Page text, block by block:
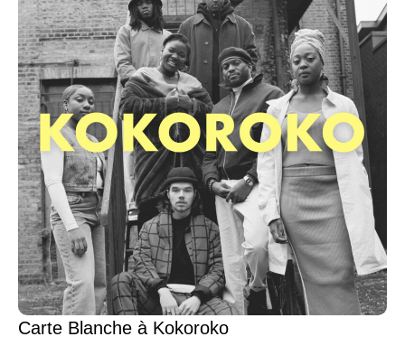
Carte Blanche à Kokoroko